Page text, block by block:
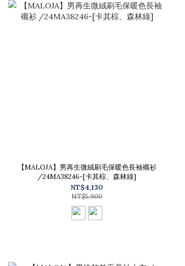
【MALOJA】男再生微絨刷毛保暖色長袖襯衫
/24MA38246-[卡其棕、森林綠]
NT$4,130
NT$5,900